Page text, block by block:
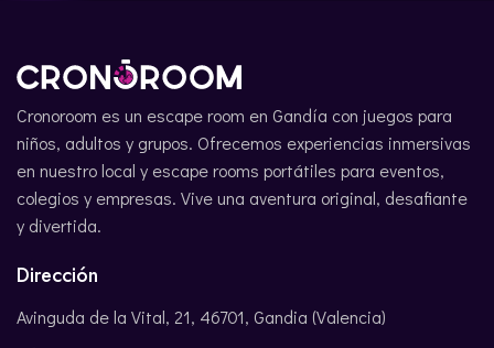
Cronoroom es un escape room en Gandía con juegos para
niños, adultos y grupos. Ofrecemos experiencias inmersivas
en nuestro local y escape rooms portátiles para eventos,
colegios y empresas. Vive una aventura original, desafiante
y divertida.
Dirección
Avinguda de la Vital, 21, 46701, Gandia (Valencia)